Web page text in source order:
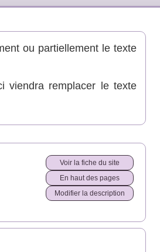
ou partiellement le texte
viendra remplacer le texte
Voir la fiche du site
En haut des pages
Modifier la description